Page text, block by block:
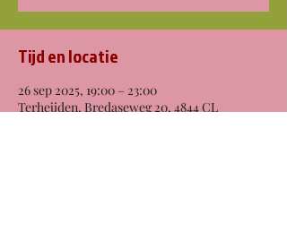
Tijd en locatie
26 sep 2025, 19:00 – 23:00
Terheijden, Bredaseweg 20, 4844 CL